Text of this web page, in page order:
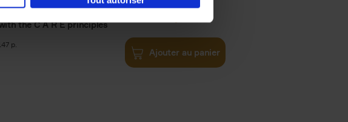
the C A R E principles €34,99
Ajouter au panier